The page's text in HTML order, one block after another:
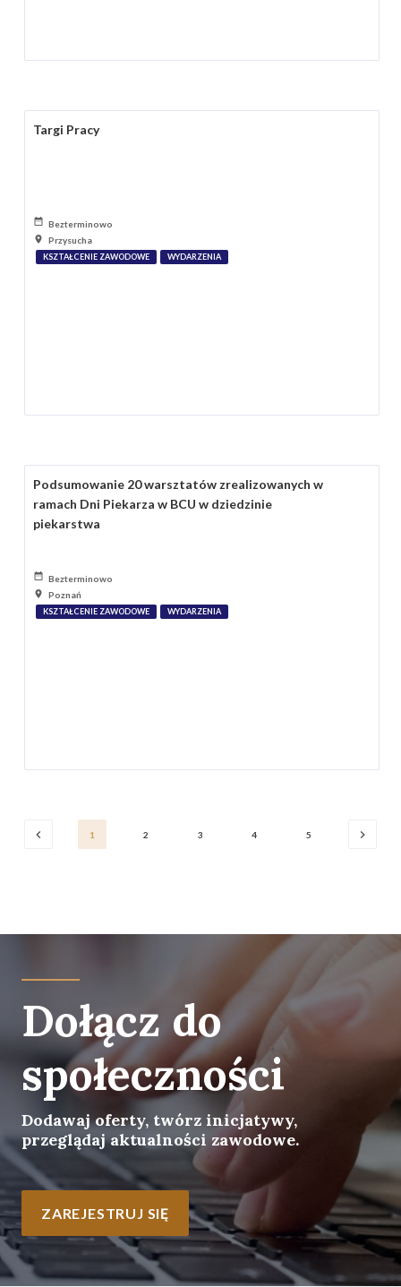
Targi Pracy
Bezterminowo
Przysucha
KSZTAŁCENIE ZAWODOWE WYDARZENIA
Podsumowanie 20 warsztatów zrealizowanych w
ramach Dni Piekarza w BCU w dziedzinie
piekarstwa
Bezterminowo
Poznań
KSZTAŁCENIE ZAWODOWE WYDARZENIA
1 2 3 4 5
Dołącz do
społeczności
Dodawaj oferty, twórz inicjatywy,
przeglądaj aktualności zawodowe.
ZAREJESTRUJ SIĘ